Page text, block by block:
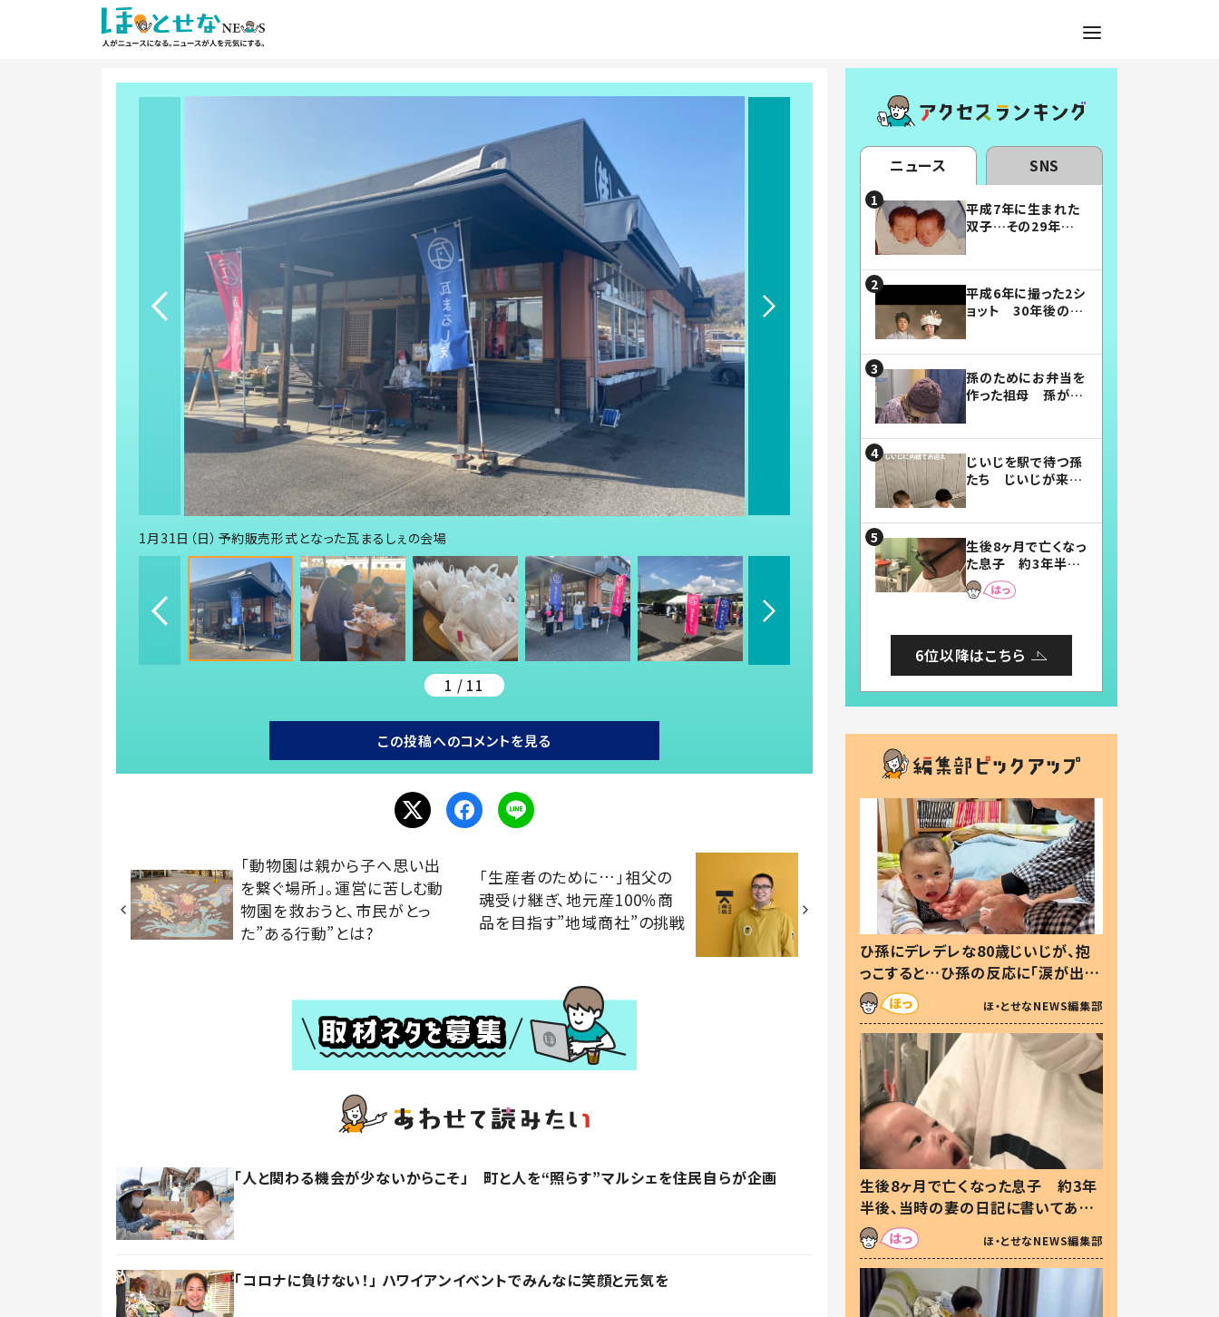
1月31日（日）予約販売形式となった瓦まるしぇの会場
1 / 11
この投稿へのコメントを見る
「動物園は親から子へ思い出
を繋ぐ場所」。運営に苦しむ動
物園を救おうと、市民がとっ
た”ある行動”とは?
「生産者のために…」祖父の
魂受け継ぎ、地元産100％商
品を目指す”地域商社”の挑戦
「人と関わる機会が少ないからこそ」 町と人を“照らす”マルシェを住民自らが企画
「コロナに負けない！」 ハワイアンイベントでみんなに笑顔と元気を
ニュース SNS
平成7年に生まれた
双子…その29年後
平成6年に撮った2シ
ョット 30年後の姿
孫のためにお弁当を
作った祖母 孫が絶
じいじを駅で待つ孫
たち じいじが来た
まらない」「幸せにな
れる」
生後8ヶ月で亡くなっ
た息子 約3年半
後、当時の妻の日記
に書いてあった本音
6位以降はこちら
ひ孫にデレデレな80歳じいじが、抱
っこすると…ひ孫の反応に「涙が出ま
した」「可愛くて仕方ない」
ほ・とせなNEWS編集部
生後8ヶ月で亡くなった息子 約3年
半後、当時の妻の日記に書いてあっ
た本音とは
ほ・とせなNEWS編集部